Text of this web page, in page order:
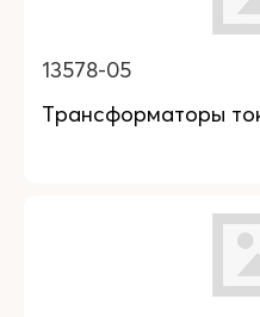
13578-05
Трансформаторы